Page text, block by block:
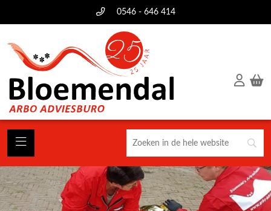
0546 - 646 414